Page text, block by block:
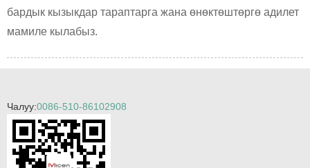
бардык кызыкдар тараптарга жана өнөктөштөргө адилет
мамиле кылабыз.
Чалуу:0086-510-86102908